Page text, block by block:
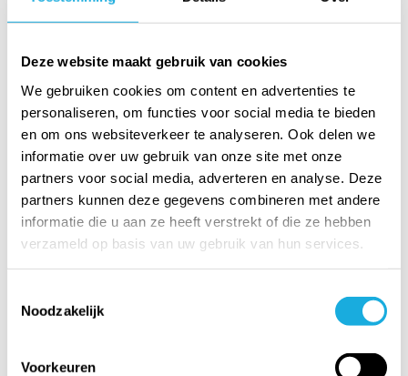
Deze website maakt gebruik van cookies
We gebruiken cookies om content en advertenties te
personaliseren, om functies voor social media te bieden
en om ons websiteverkeer te analyseren. Ook delen we
informatie over uw gebruik van onze site met onze
partners voor social media, adverteren en analyse. Deze
partners kunnen deze gegevens combineren met andere
informatie die u aan ze heeft verstrekt of die ze hebben
verzameld op basis van uw gebruik van hun services.
Noodzakelijk
Voorkeuren
tafelmodel
flessenkoelkast
Binnenmaten
bxdxh 513 x
441 x 702
bxdxh 600 x
600 x 850
1095.00
incl. BTW
tafelmodel
flessenkoelkast
Binnenmaten
bxdxh 513 x
441 x 702
bxdxh 600 x
600 x 850
flessenkoelkast
bxdxh 44 x
43,5 x 67
cm
Buitenmaten
bxdxh 61,5
x 60 x 83
cm
1145.00
excl. BTW
incl. BTW